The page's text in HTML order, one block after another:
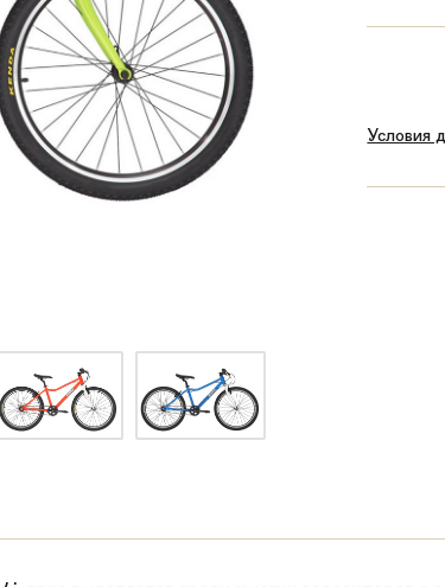
Условия